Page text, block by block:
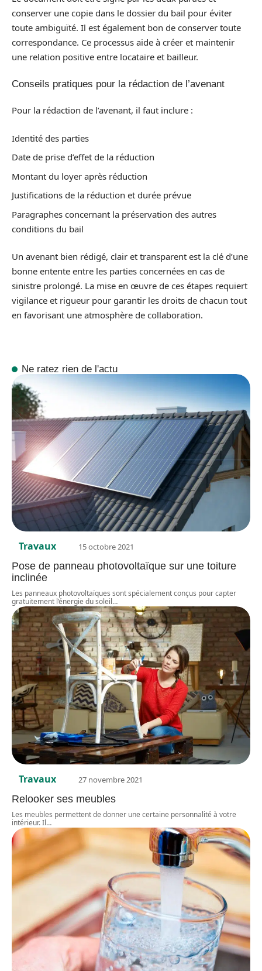
conserver une copie dans le dossier du bail pour éviter
toute ambiguïté. Il est également bon de conserver toute
correspondance. Ce processus aide à créer et maintenir
une relation positive entre locataire et bailleur.
Conseils pratiques pour la rédaction de l’avenant
Pour la rédaction de l’avenant, il faut inclure :
Identité des parties
Date de prise d’effet de la réduction
Montant du loyer après réduction
Justifications de la réduction et durée prévue
Paragraphes concernant la préservation des autres
conditions du bail
Un avenant bien rédigé, clair et transparent est la clé d’une
bonne entente entre les parties concernées en cas de
sinistre prolongé. La mise en œuvre de ces étapes requiert
vigilance et rigueur pour garantir les droits de chacun tout
en favorisant une atmosphère de collaboration.
Ne ratez rien de l'actu
Travaux 15 octobre 2021
Pose de panneau photovoltaïque sur une toiture
inclinée
Les panneaux photovoltaïques sont spécialement conçus pour capter
gratuitement l’énergie du soleil…
Travaux 27 novembre 2021
Relooker ses meubles
Les meubles permettent de donner une certaine personnalité à votre
intérieur. Il…